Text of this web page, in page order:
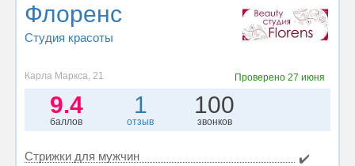
Флоренс
Студия красоты
Карла Маркса, 21 Проверено 27 июня
9.4
баллов
1
отзыв
100
звонков
Стрижки для мужчин ✔️